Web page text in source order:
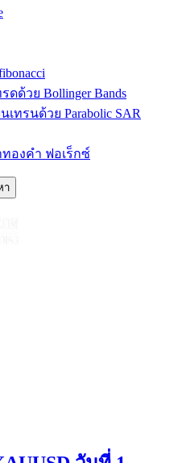
ด้วย Bollinger Bands
ทรนด้วย Parabolic SAR
องคำ ฟอเร็กซ์